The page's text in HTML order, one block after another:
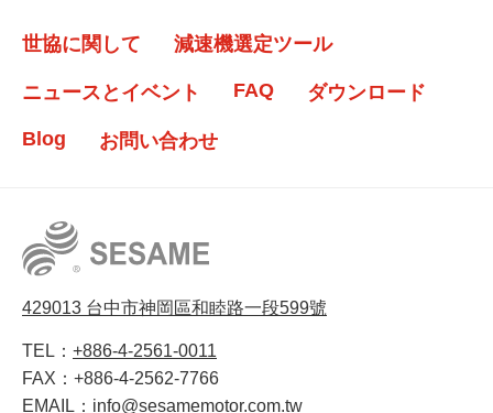
世協に関して 減速機選定ツール
ニュースとイベント FAQ ダウンロード
Blog お問い合わせ
429013 台中市神岡區和睦路一段599號
TEL： +886-4-2561-0011
FAX： +886-4-2562-7766
EMAIL： info@sesamemotor.com.tw